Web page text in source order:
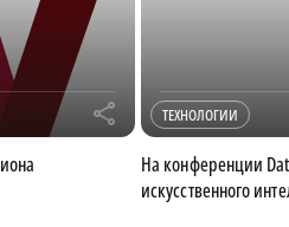
r ТЕХНОЛОГИИ
На конференции
искусственного